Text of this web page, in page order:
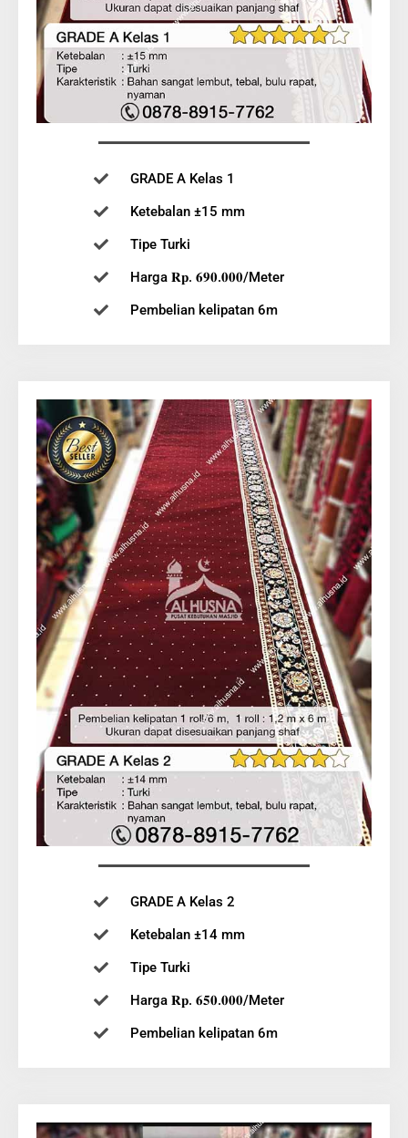
GRADE A Kelas 1
Ketebalan ±15 mm
Tipe Turki
Harga 𝐑𝐩. 𝟔𝟗𝟎.𝟎𝟎𝟎/Meter
Pembelian kelipatan 6m
GRADE A Kelas 2
Ketebalan ±14 mm
Tipe Turki
Harga 𝐑𝐩. 𝟔𝟓𝟎.𝟎𝟎𝟎/Meter
Pembelian kelipatan 6m